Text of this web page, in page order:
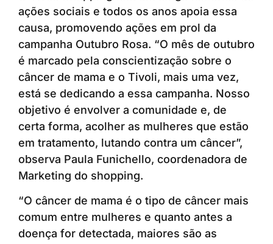
ações sociais e todos os anos apoia essa
causa, promovendo ações em prol da
campanha Outubro Rosa. “O mês de outubro
é marcado pela conscientização sobre o
câncer de mama e o Tivoli, mais uma vez,
está se dedicando a essa campanha. Nosso
objetivo é envolver a comunidade e, de
certa forma, acolher as mulheres que estão
em tratamento, lutando contra um câncer”,
observa Paula Funichello, coordenadora de
Marketing do shopping.
“O câncer de mama é o tipo de câncer mais
comum entre mulheres e quanto antes a
doença for detectada, maiores são as